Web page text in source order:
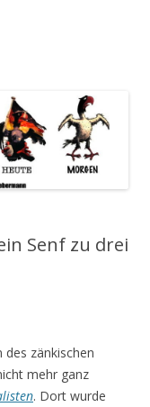
dieser unserer
Senf zu drei
zänkischen
mehr ganz
. Dort wurde